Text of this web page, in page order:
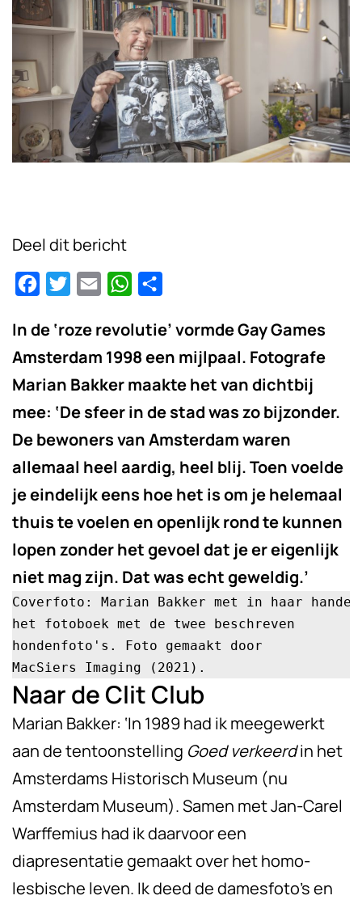
Deel dit bericht
FacebookTwitterEmail WhatsApp
In de ‘roze revolutie’ vormde Gay Games
Amsterdam 1998 een mijlpaal. Fotografe
Marian Bakker maakte het van dichtbij
mee: ‘De sfeer in de stad was zo bijzonder.
De bewoners van Amsterdam waren
allemaal heel aardig, heel blij. Toen voelde
je eindelijk eens hoe het is om je helemaal
thuis te voelen en openlijk rond te kunnen
lopen zonder het gevoel dat je er eigenlijk
niet mag zijn. Dat was echt geweldig.’
Coverfoto: Marian Bakker met in haar
het fotoboek met de twee beschreven
hondenfoto's. Foto gemaakt door
MacSiers Imaging (2021).
Naar de Clit Club
Marian Bakker: ‘In 1989 had ik meegewerkt
aan de tentoonstelling Goed verkeerdin het
Amsterdams Historisch Museum (nu
Amsterdam Museum). Samen met Jan-Carel
Warffemius had ik daarvoor een
diapresentatie gemaakt over het homo-
lesbische leven. Ik deed de damesfoto’s en